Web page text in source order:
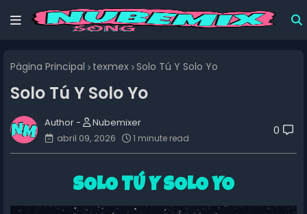
Página Principal texmex Solo Tú Y Solo Yo
Solo Tú Y Solo Yo
Nubemixer
abril 09, 2026
1 minute read
0
SOLO TÚ Y SOLO YO